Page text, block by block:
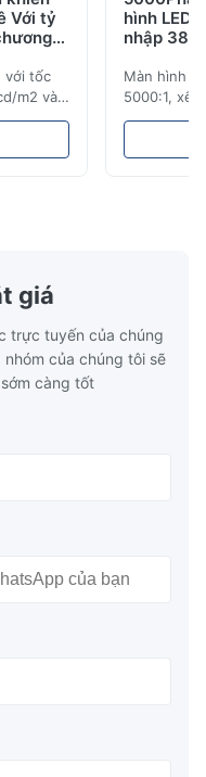
Với tỷ
với tốc
m2 và
các sự
dàng
cầu
hình LED
nhập
Màn hình
5000:1,
3840Hz.
để sử dụng
giá
trực tuyến của chúng
của chúng tôi sẽ
càng tốt